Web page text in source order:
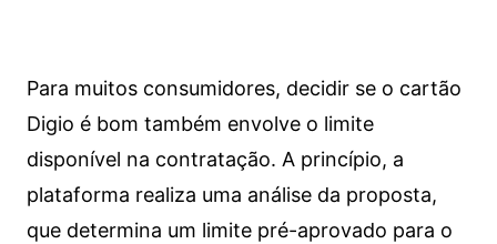
Para muitos consumidores, decidir se o cartão
Digio é bom também envolve o limite
disponível na contratação. A princípio, a
plataforma realiza uma análise da proposta,
que determina um limite pré-aprovado para o